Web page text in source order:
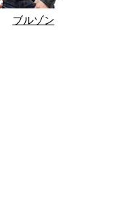
ブルゾン